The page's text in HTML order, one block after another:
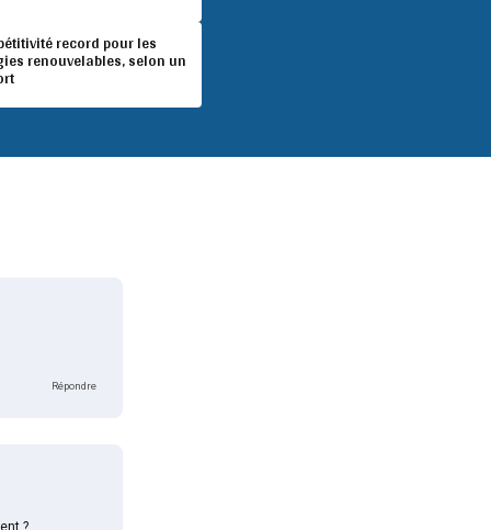
record pour les
renouvelables, selon un
Répondre